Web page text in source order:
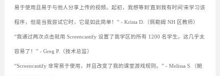
易于使用且易于与他人分享上传的视频。起初，我想等到'直到我有时间'来学习该
程序，但是当我尝试它时，它是如此简单！” - Krista D.（佩勒姆 NH 区教师）
“我通过两次点击就用 Screencastify 设置了我学区的所有 1200 名学生。这几乎太
容易了！” - Greg P.（技术总监）
“Screencastify 非常易于使用，并且改变了我的课堂游戏规则。” - Melissa S.（鲍